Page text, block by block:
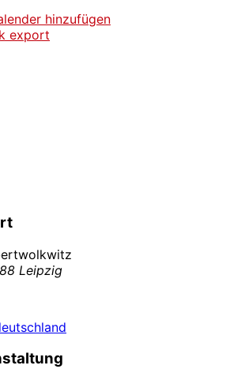
hinzufügen
export
Leipzig